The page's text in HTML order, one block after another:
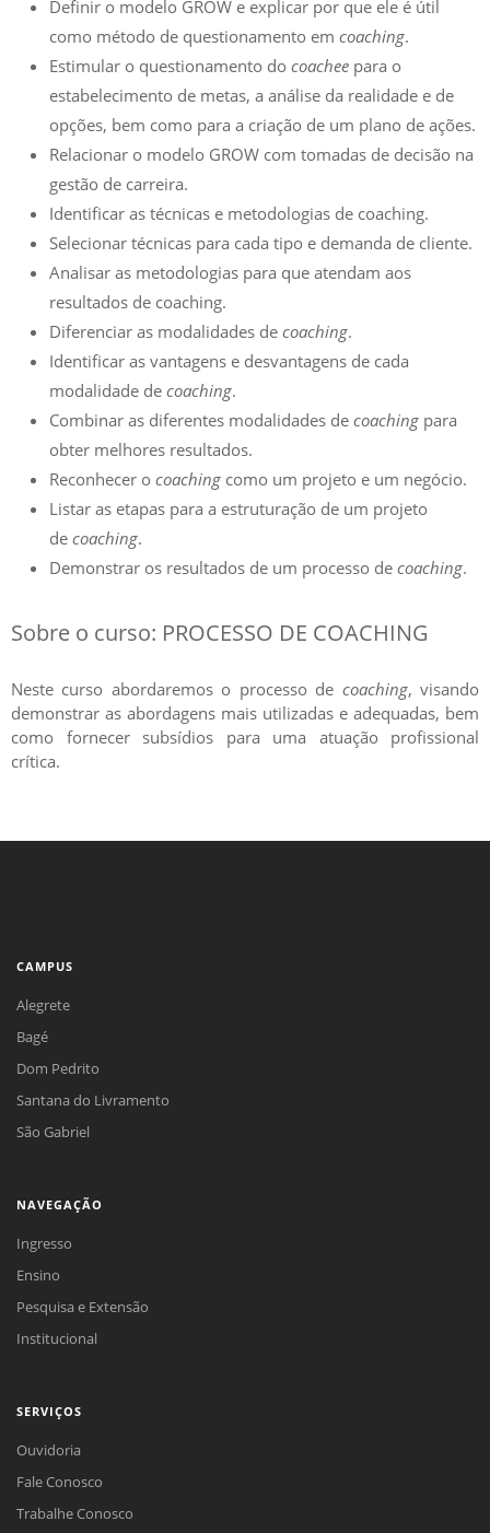
Definir o modelo GROW e explicar por que ele é útil
como método de questionamento em coaching.
Estimular o questionamento do coachee para o
estabelecimento de metas, a análise da realidade e de
opções, bem como para a criação de um plano de ações.
Relacionar o modelo GROW com tomadas de decisão na
gestão de carreira.
Identificar as técnicas e metodologias de coaching.
Selecionar técnicas para cada tipo e demanda de cliente.
Analisar as metodologias para que atendam aos
resultados de coaching.
Diferenciar as modalidades de coaching.
Identificar as vantagens e desvantagens de cada
modalidade de coaching.
Combinar as diferentes modalidades de coaching para
obter melhores resultados.
Reconhecer o coaching como um projeto e um negócio.
Listar as etapas para a estruturação de um projeto
de coaching.
Demonstrar os resultados de um processo de coaching.
Sobre o curso: PROCESSO DE COACHING
Neste curso abordaremos o processo de coaching, visando
demonstrar as abordagens mais utilizadas e adequadas, bem
como fornecer subsídios para uma atuação profissional
crítica.
CAMPUS
Alegrete
Bagé
Dom Pedrito
Santana do Livramento
São Gabriel
NAVEGAÇÃO
Ingresso
Ensino
Pesquisa e Extensão
Institucional
SERVIÇOS
Ouvidoria
Fale Conosco
Trabalhe Conosco